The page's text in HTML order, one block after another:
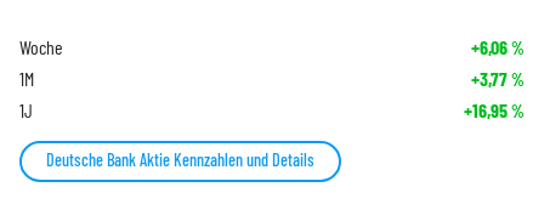
Woche +6,06%
1M +3,77%
1J +16,95%
Deutsche Bank Aktie Kennzahlen und Details